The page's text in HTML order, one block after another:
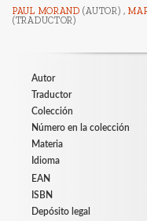
PAUL MORAND (AUTOR) ,
(TRADUCTOR)
Autor
Traductor
Colección
Número en la colección
Materia
Idioma
EAN
ISBN
Depósito legal